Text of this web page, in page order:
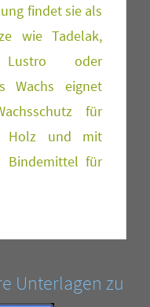
findet sie als
wie Tadelak,
Lustro oder
Wachs eignet
für
Holz und mit
Bindemittel für
Unterlagen zu